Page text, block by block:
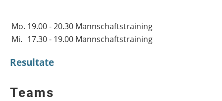
Mo. 19.00 - 20.30 Mannschaftstraining
Mi. 17.30 - 19.00 Mannschaftstraining
Resultate
Teams